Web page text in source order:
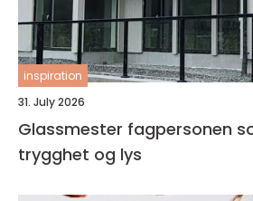
inspiration
31. July 2026
Glassmester fagpersonen som gir hjemmet
trygghet og lys